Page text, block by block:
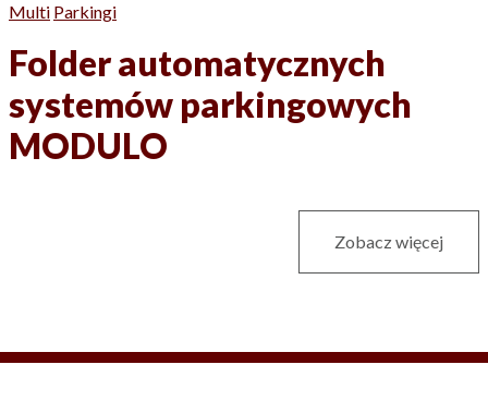
Multi Parkingi
Folder automatycznych
systemów parkingowych
MODULO
Zobacz więcej